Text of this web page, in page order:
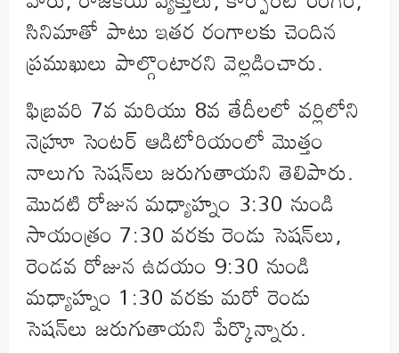
సినిమాతో పాటు ఇతర రంగాలకు చెందిన
ప్రముఖులు పాల్గొంటారని వెల్లడించారు.
ఫిబ్రవరి 7వ మరియు 8వ తేదీలలో వర్లిలోని
నెహ్రూ సెంటర్ ఆడిటోరియంలో మొత్తం
నాలుగు సెషన్‌లు జరుగుతాయని తెలిపారు.
మొదటి రోజున మధ్యాహ్నం 3:30 నుండి
సాయంత్రం 7:30 వరకు రెండు సెషన్‌లు,
రెండవ రోజున ఉదయం 9:30 నుండి
మధ్యాహ్నం 1:30 వరకు మరో రెండు
సెషన్‌లు జరుగుతాయని పేర్కొన్నారు.